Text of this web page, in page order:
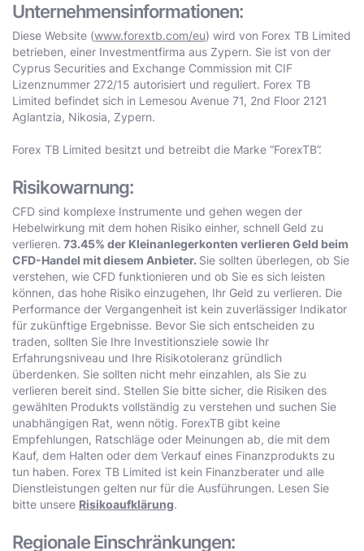
Unternehmensinformationen:
Diese Website (www.forextb.com/eu) wird von Forex TB Limited
betrieben, einer Investmentfirma aus Zypern. Sie ist von der
Cyprus Securities and Exchange Commission mit CIF
Lizenznummer 272/15 autorisiert und reguliert. Forex TB
Limited befindet sich in Lemesou Avenue 71, 2nd Floor 2121
Aglantzia, Nikosia, Zypern.
Forex TB Limited besitzt und betreibt die Marke “ForexTB”.
Risikowarnung:
CFD sind komplexe Instrumente und gehen wegen der
Hebelwirkung mit dem hohen Risiko einher, schnell Geld zu
verlieren. 73.45% der Kleinanlegerkonten verlieren Geld beim
CFD-Handel mit diesem Anbieter. Sie sollten überlegen, ob Sie
verstehen, wie CFD funktionieren und ob Sie es sich leisten
können, das hohe Risiko einzugehen, Ihr Geld zu verlieren. Die
Performance der Vergangenheit ist kein zuverlässiger Indikator
für zukünftige Ergebnisse. Bevor Sie sich entscheiden zu
traden, sollten Sie Ihre Investitionsziele sowie Ihr
Erfahrungsniveau und Ihre Risikotoleranz gründlich
überdenken. Sie sollten nicht mehr einzahlen, als Sie zu
verlieren bereit sind. Stellen Sie bitte sicher, die Risiken des
gewählten Produkts vollständig zu verstehen und suchen Sie
unabhängigen Rat, wenn nötig. ForexTB gibt keine
Empfehlungen, Ratschläge oder Meinungen ab, die mit dem
Kauf, dem Halten oder dem Verkauf eines Finanzprodukts zu
tun haben. Forex TB Limited ist kein Finanzberater und alle
Dienstleistungen gelten nur für die Ausführungen. Lesen Sie
bitte unsere Risikoaufklärung.
Regionale Einschränkungen: